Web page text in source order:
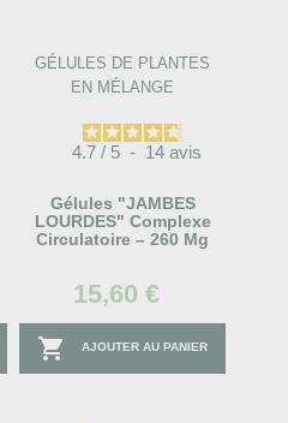
GÉLULES DE PLANTES
EN MÉLANGE
4.7 / 5 - 14 avis
Gélules "JAMBES
LOURDES" Complexe
Circulatoire – 260 Mg
15,60 €
 AJOUTER AU PANIER